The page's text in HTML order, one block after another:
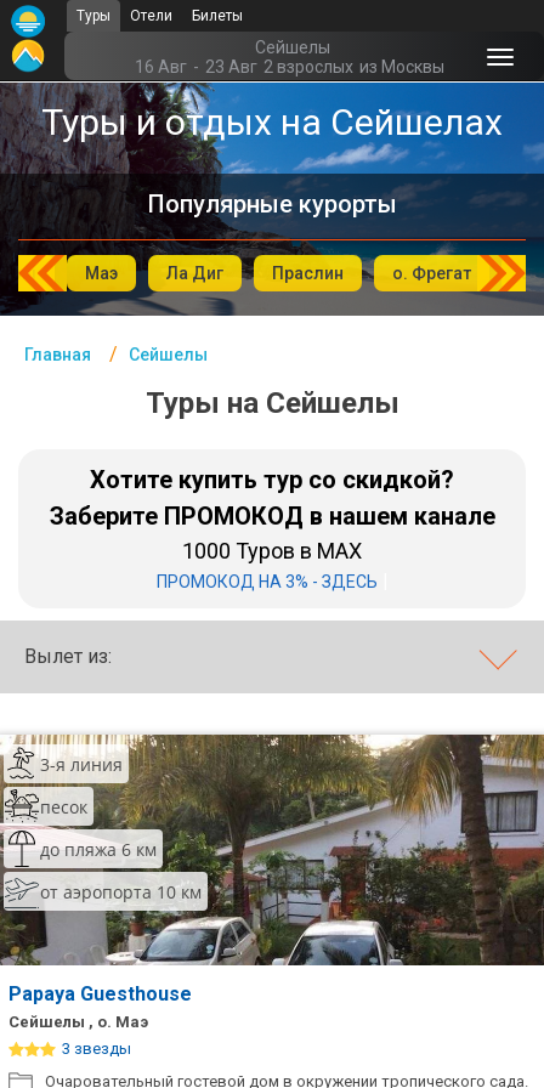
Туры Отели Билеты
Сейшелы
16 Авг - 23 Авг 2 взрослых из Москвы
Туры и отдых на Сейшелах
Популярные курорты
Маэ Ла Диг Праслин о. Фрегат о.
Главная Сейшелы
Туры на Сейшелы
Хотите купить тур со скидкой?
Заберите ПРОМОКОД в нашем канале
1000 Туров в MAX
ПРОМОКОД НА 3% - ЗДЕСЬ
Вылет из:
3-я линия
песок
до пляжа 6 км
от аэропорта 10 км
Papaya Guesthouse
Сейшелы , о. Маэ
3 звезды
Очаровательный гостевой дом в окружении тропического сада.
Главная
Сейшелы - Курорты
Офис г. Москва
Помощь
Подборки отелей
Турция
Северный Гоа
Южный Гоа
Занзибар
Абхазия
Большой Сочи
Экскурсионные туры
VIP отели 5 звезд